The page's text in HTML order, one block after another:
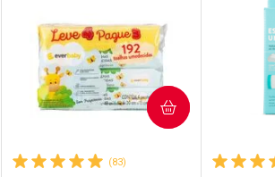
(83)
COMPRAR